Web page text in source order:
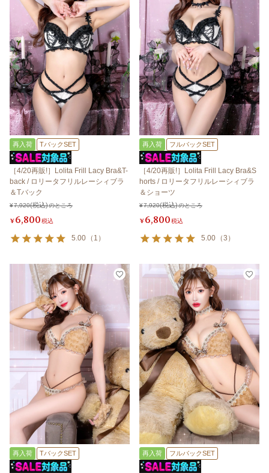
再入荷 TバックSET
［4/20再販!］Lolita Frill Lacy Bra&T-
back / ロリータフリルレーシィブラ
＆Tバック
¥7,920 のところ
¥6,800税込
5.00 （ 1 ）
再入荷 フルバックSET
［4/20再販!］Lolita Frill Lacy Bra&S
horts / ロリータフリルレーシィブラ
＆ショーツ
¥7,920 のところ
¥6,800税込
5.00 （3 ）
再入荷 TバックSET 再入荷 フルバックSET